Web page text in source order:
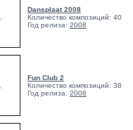
Dansplaat 2008
Количество композиций: 40
Год релиза: 2008
Fun Club 2
Количество композиций: 38
Год релиза: 2008